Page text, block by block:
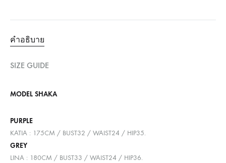
คำอธิบาย
SIZE GUIDE
MODEL SHAKA
PURPLE
KATIA : 175CM / BUST32 / WAIST24 / HIP35.
GREY
LINA : 180CM / BUST33 / WAIST24 / HIP36.